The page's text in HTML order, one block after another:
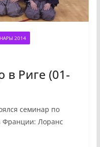
2014
Риге (01-
семинар по
Франции: Лоранс